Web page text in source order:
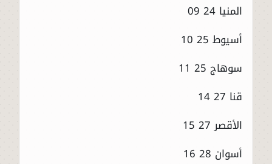
المنيا 24 09
أسيوط 25 10
سوهاج 25 11
قنا 27 14
الأقصر 27 15
أسوان 28 16